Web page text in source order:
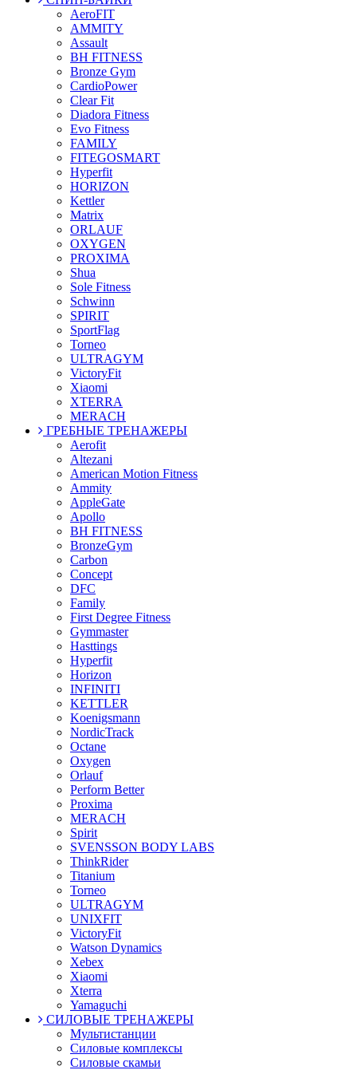
AeroFIT
AMMITY
Assault
BH FITNESS
Bronze Gym
CardioPower
Clear Fit
Diadora Fitness
Evo Fitness
FAMILY
FITEGOSMART
Hyperfit
HORIZON
Kettler
Matrix
ORLAUF
OXYGEN
PROXIMA
Shua
Sole Fitness
Schwinn
SPIRIT
SportFlag
Torneo
ULTRAGYM
VictoryFit
Xiaomi
XTERRA
MERACH
ГРЕБНЫЕ ТРЕНАЖЕРЫ
Aerofit
Altezani
American Motion Fitness
Ammity
AppleGate
Apollo
BH FITNESS
BronzeGym
Carbon
Concept
DFC
Family
First Degree Fitness
Gymmaster
Hasttings
Hyperfit
Horizon
INFINITI
KETTLER
Koenigsmann
NordicTrack
Octane
Oxygen
Orlauf
Perform Better
Proxima
MERACH
Spirit
SVENSSON BODY LABS
ThinkRider
Titanium
Torneo
ULTRAGYM
UNIXFIT
VictoryFit
Watson Dynamics
Xebex
Xiaomi
Xterra
Yamaguchi
СИЛОВЫЕ ТРЕНАЖЕРЫ
Мультистанции
Силовые комплексы
Силовые скамьи